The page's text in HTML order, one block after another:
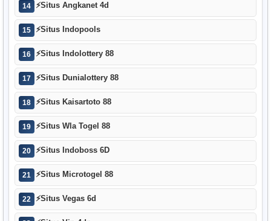
14 ⚡Situs Angkanet 4d
15 ⚡Situs Indopools
16 ⚡Situs Indolottery 88
17 ⚡Situs Dunialottery 88
18 ⚡Situs Kaisartoto 88
19 ⚡Situs Wla Togel 88
20 ⚡Situs Indoboss 6D
21 ⚡Situs Microtogel 88
22 ⚡Situs Vegas 6d